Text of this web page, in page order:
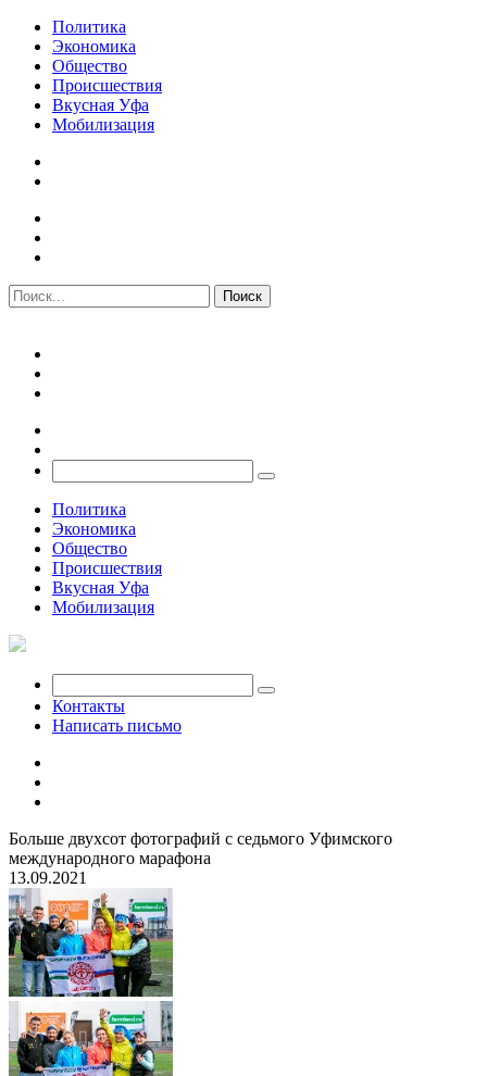
Политика
Экономика
Общество
Происшествия
Вкусная Уфа
Мобилизация
Политика
Экономика
Общество
Происшествия
Вкусная Уфа
Мобилизация
Контакты
Написать письмо
Больше двухсот фотографий с седьмого Уфимского
международного марафона
13.09.2021